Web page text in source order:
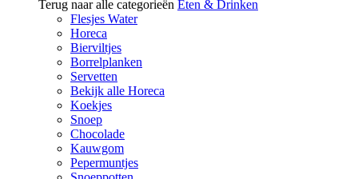
Terug naar alle categorieën Eten & Drinken
Flesjes Water
Horeca
Bierviltjes
Borrelplanken
Servetten
Bekijk alle Horeca
Koekjes
Snoep
Chocolade
Kauwgom
Pepermuntjes